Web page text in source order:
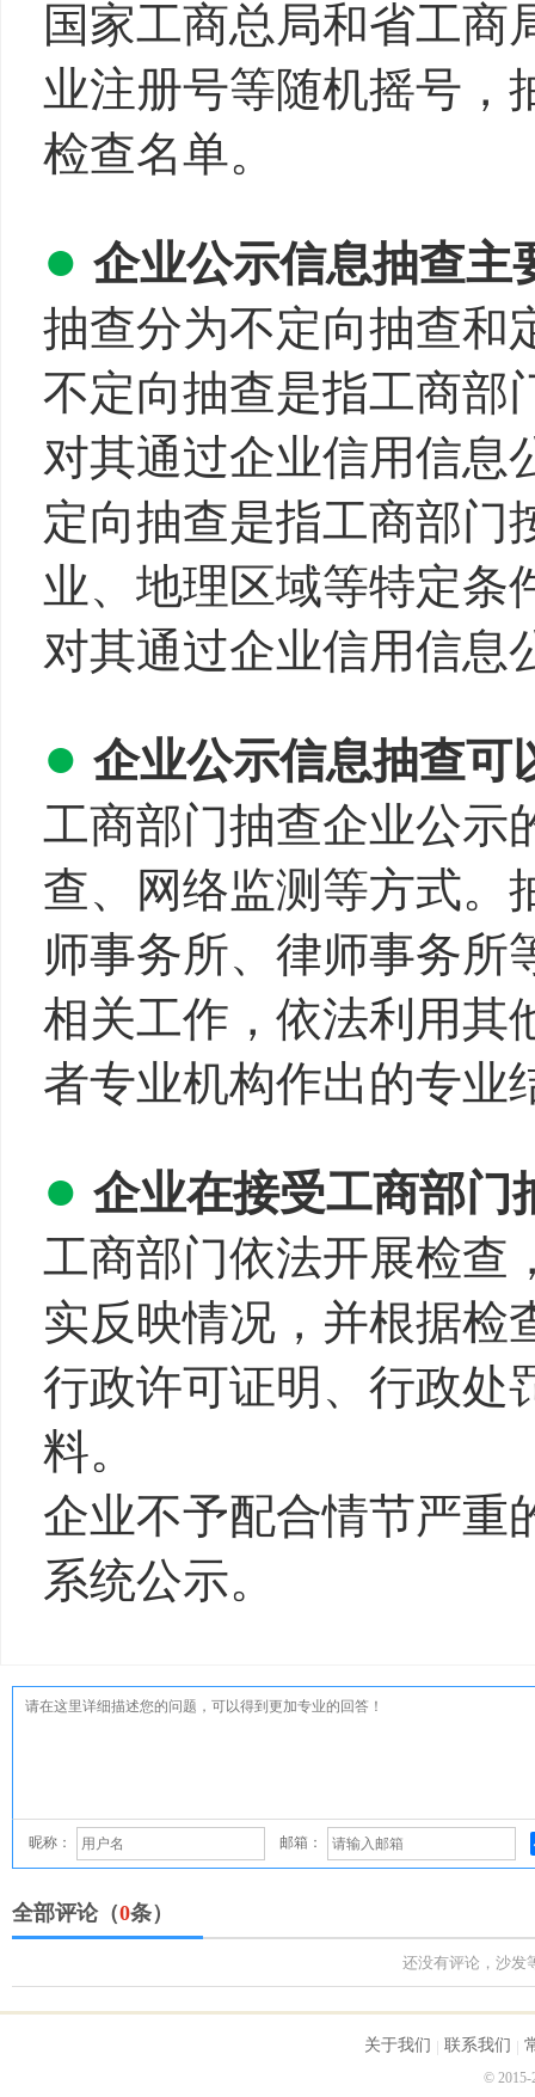
国家工商总局和省工商
业注册号等随机摇号，
检查名单。
● 企业公示信息抽查
抽查分为不定向抽查和
不定向抽查是指工商部
对其通过企业信用信
定向抽查是指工商部门
业、地理区域等特定条
对其通过企业信用信息
● 企业公示信息抽查可
工商部门抽查企业公示
查、网络监测等方式。
师事务所、律师事务所
相关工作，依法利用其
者专业机构作出的专业
● 企业在接受工商部门
工商部门依法开展检查
实反映情况，并根据检
行政许可证明、行政处
料。
企业不予配合情节严重
系统公示。
昵称： 邮箱：
全部评论（0条）
还没有评论，沙发
关于我们 联系我们
© 2015-